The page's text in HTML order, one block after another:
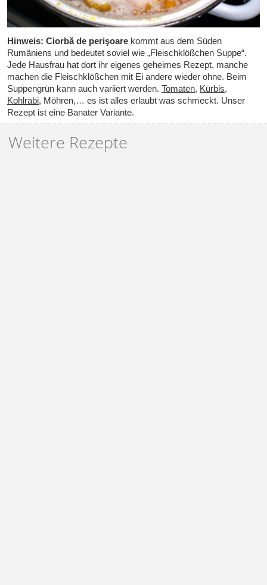
Hinweis: Ciorbă de perişoare kommt aus dem Süden
Rumäniens und bedeutet soviel wie „Fleischklößchen Suppe“.
Jede Hausfrau hat dort ihr eigenes geheimes Rezept, manche
machen die Fleischklößchen mit Ei andere wieder ohne. Beim
Suppengrün kann auch variiert werden. Tomaten, Kürbis,
Kohlrabi, Möhren,… es ist alles erlaubt was schmeckt. Unser
Rezept ist eine Banater Variante.
Weitere Rezepte